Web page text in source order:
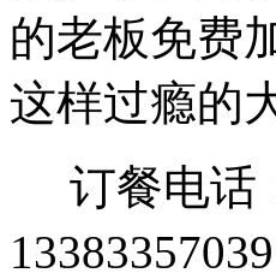
的老板免费
这样过瘾的
订餐电话
13383357039